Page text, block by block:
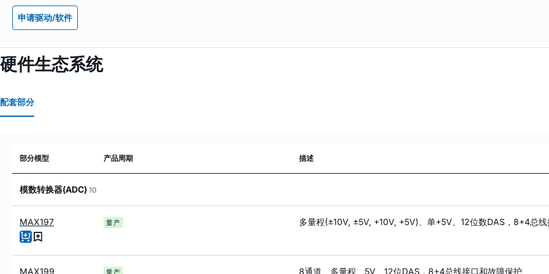
申请驱动/软件
硬件生态系统
配套部分
部分模型 产品周期 描述
模数转换器(ADC) 10
MAX197 量产 多量程(±10V, ±5V, +10V, +5V)、单+5V、12位数DAS，8+4总线
MAX199 量产 8通道、多量程、5V、12位DAS，8+4总线接口和故障保护